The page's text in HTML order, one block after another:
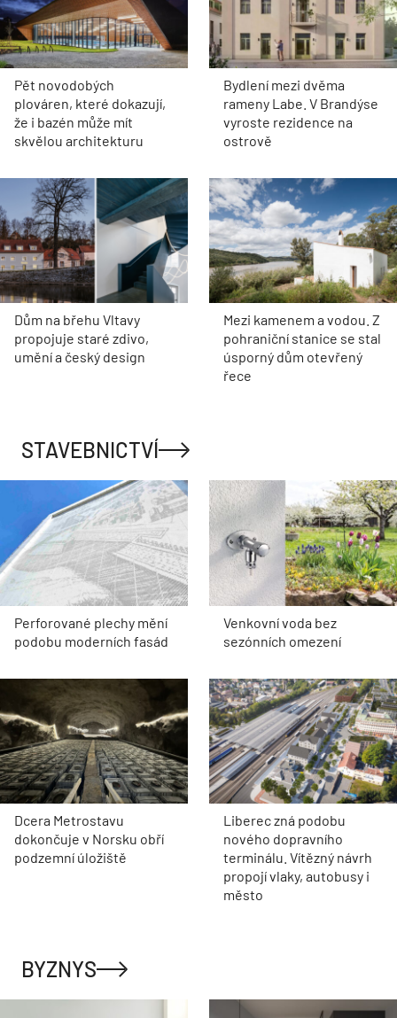
Pět novodobých
plováren, které dokazují,
že i bazén může mít
skvělou architekturu
Bydlení mezi dvěma
rameny Labe. V Brandýse
vyroste rezidence na
ostrově
Dům na břehu Vltavy
propojuje staré zdivo,
umění a český design
Mezi kamenem a vodou. Z
pohraniční stanice se stal
úsporný dům otevřený
řece
STAVEBNICTVÍ
Perforované plechy mění
podobu moderních fasád
Venkovní voda bez
sezónních omezení
Dcera Metrostavu
dokončuje v Norsku obří
podzemní úložiště
Liberec zná podobu
nového dopravního
terminálu. Vítězný návrh
propojí vlaky, autobusy i
město
BYZNYS